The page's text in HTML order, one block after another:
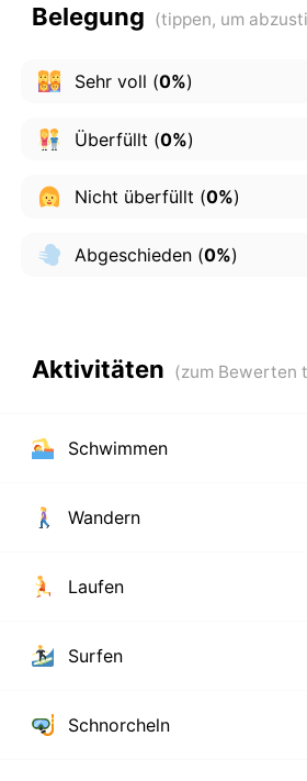
Belegung
Sehr voll (0%)
Überfüllt (0%)
Nicht überfüllt (0%)
Abgeschieden(0%)
Aktivitäten
Schwimmen
Wandern
Laufen
Surfen
Schnorcheln